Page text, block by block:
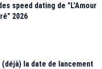
speed dating de "L'Amour
2026
(déjà) la date de lancement